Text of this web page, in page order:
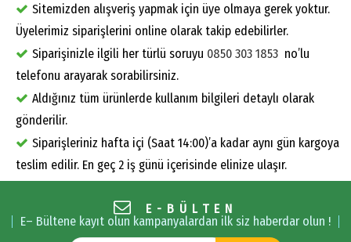
Sitemizden alışveriş yapmak için üye olmaya gerek yoktur.
Üyelerimiz siparişlerini online olarak takip edebilirler.
Siparişinizle ilgili her türlü soruyu 0850 303 1853 no’lu
telefonu arayarak sorabilirsiniz.
Aldığınız tüm ürünlerde kullanım bilgileri detaylı olarak
gönderilir.
Siparişleriniz hafta içi (Saat 14:00)’a kadar aynı gün kargoya
teslim edilir. En geç 2 iş günü içerisinde elinize ulaşır.
E-BÜLTEN
E– Bültene kayıt olun kampanyalardan ilk siz haberdar olun !